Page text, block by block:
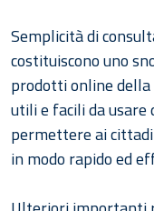
Semplicità di
costituiscono uno
prodotti online
utili e facili da
permettere ai
in modo rapido ed